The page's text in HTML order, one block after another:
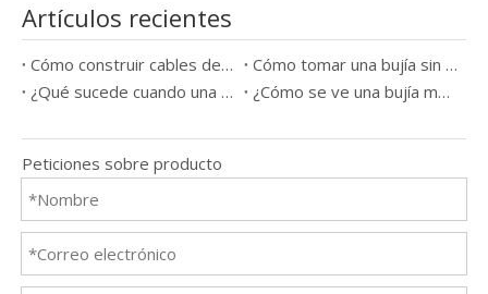
Artículos recientes
Cómo construir cables de bujía
Cómo tomar una bujía sin una herramienta
¿Qué sucede cuando una bujía sale mal?
¿Cómo se ve una bujía mala?
Peticiones sobre producto